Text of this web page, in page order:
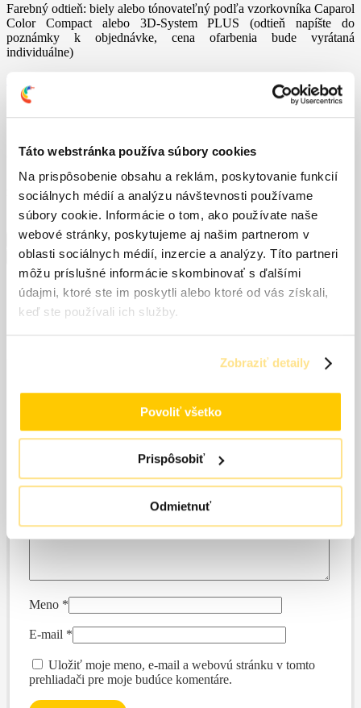
Táto webstránka používa súbory cookies
Na prispôsobenie obsahu a reklám, poskytovanie funkcií
sociálnych médií a analýzu návštevnosti používame
súbory cookie. Informácie o tom, ako používate naše
webové stránky, poskytujeme aj našim partnerom v
oblasti sociálnych médií, inzercie a analýzy. Títo partneri
môžu príslušné informácie skombinovať s ďalšími
údajmi, ktoré ste im poskytli alebo ktoré od vás získali,
keď ste používali ich služby.
Zobraziť detaily
Povoliť všetko
Prispôsobiť
Odmietnuť
Farebný odtieň: biely alebo tónovateľný podľa vzorkovníka Caparol
Color Compact alebo 3D-System PLUS (odtieň napíšte do
poznámky k objednávke, cena ofarbenia bude vyrátaná
individuálne)
Objem
množstvo Capakryl PU Satin Pridať do košíka
Recenzie od zákazníkov
Recenzie od zákazníkov
Recenzie
Nikto zatiaľ nepridal hodnotenie.
Vaše hodnotenie*
Meno *
E-mail *
Uložiť moje meno, e-mail a webovú stránku v tomto
prehliadači pre moje budúce komentáre.